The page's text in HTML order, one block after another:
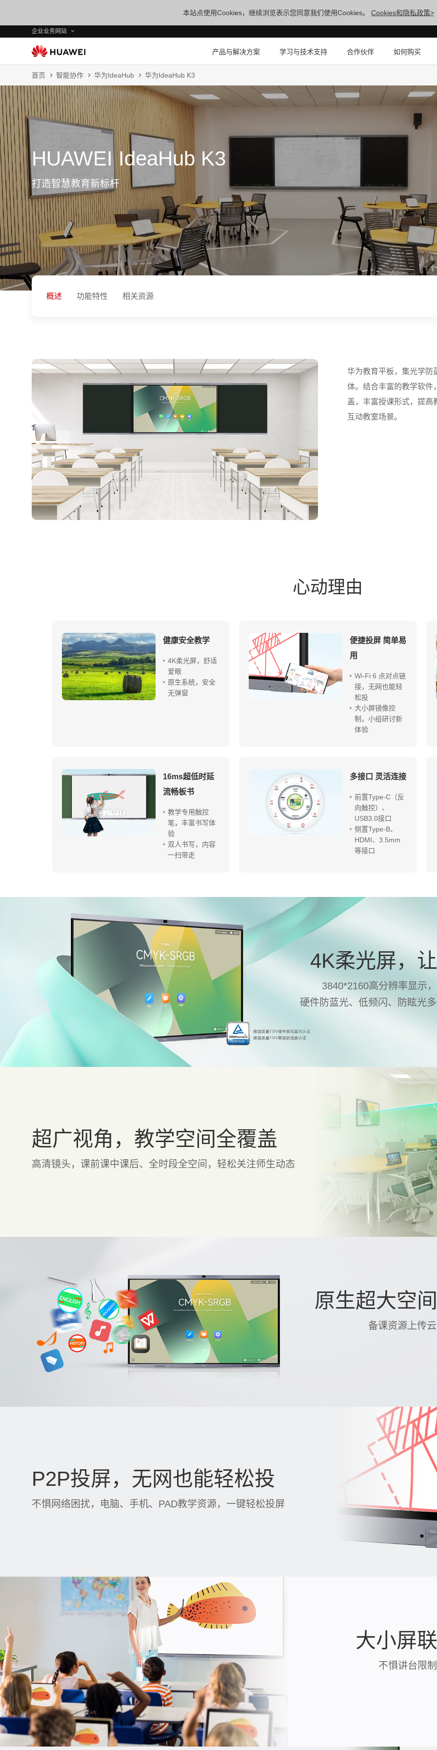
本站点使用Cookies，继续浏览表示您同意我们使用Cookies。 Cookies和隐私政策>
企业业务网站
产品与解决方案 学习与技术支持 合作伙伴 如何购买
首页 智能协作 华为IdeaHub 华为IdeaHub K3
HUAWEI IdeaHub K3
打造智慧教育新标杆
概述 功能特性 相关资源
华为教育平板，集光学防
体。结合丰富的教学软件
盖，丰富授课形式，提高
互动教室场景。
心动理由
健康安全教学
4K柔光屏，舒适
爱眼
原生系统，安全
无弹窗
便捷投屏 简单易
用
Wi-Fi 6 点对点链
接，无网也能轻
松投
大小屏镜像控
制，小组研讨新
体验
16ms超低时延
流畅板书
教学专用触控
笔，丰富书写体
验
双人书写，内容
一扫带走
多接口 灵活连接
前置Type-C（反
向触控）、
USB3.0接口
侧置Type-B、
HDMI、3.5mm
等接口
4K柔光屏，
3840*2160高分辨率显示
硬件防蓝光、低频闪、防眩光
超广视角，教学空间全覆盖
高清镜头，课前课中课后、全时段全空间，轻松关注师生动态
原生超大空
备课资源上传
P2P投屏，无网也能轻松投
不惧网络困扰，电脑、手机、PAD教学资源，一键轻松投屏
大小屏
不惧讲台限